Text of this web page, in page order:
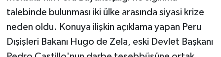
talebinde bulunması iki ülke arasında siyasi krize
neden oldu. Konuya ilişkin açıklama yapan Peru
Dışişleri Bakanı Hugo de Zela, eski Devlet Başkanı